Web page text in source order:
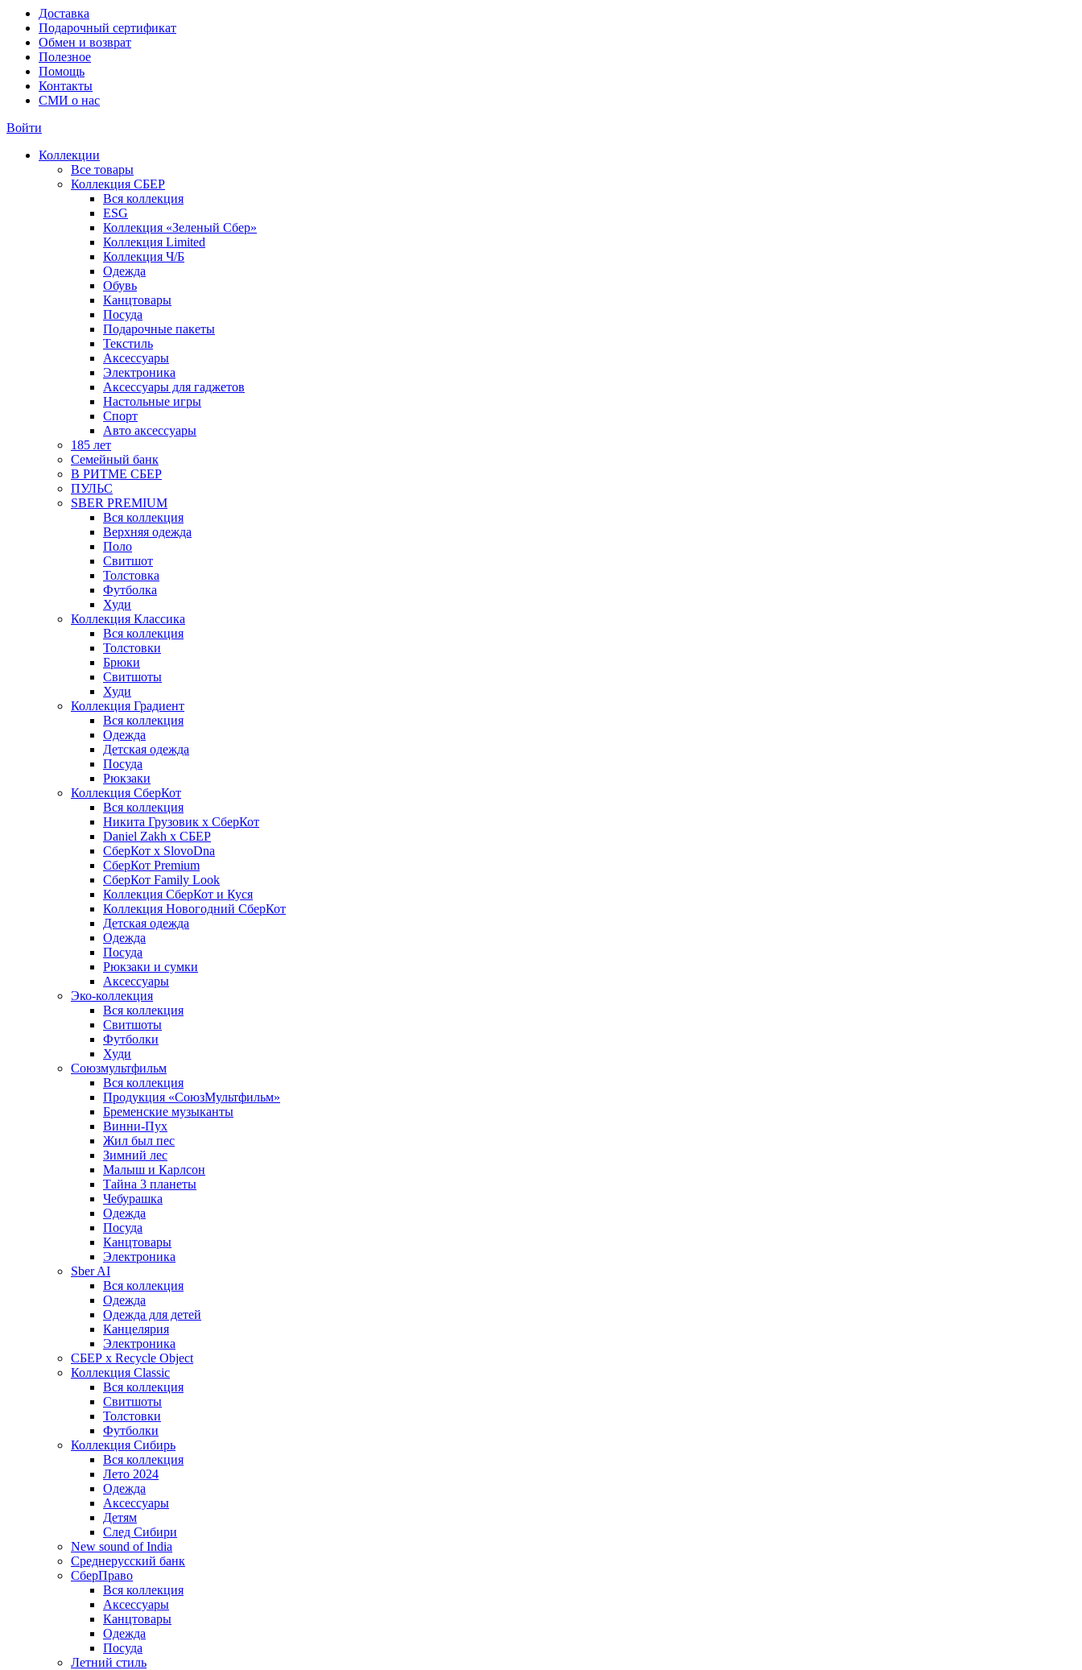
Доставка
Подарочный сертификат
Обмен и возврат
Полезное
Помощь
Контакты
СМИ о нас
Войти
Коллекции
Все товары
Коллекция СБЕР
Вся коллекция
ESG
Коллекция «Зеленый Сбер»
Коллекция Limited
Коллекция Ч/Б
Одежда
Обувь
Канцтовары
Посуда
Подарочные пакеты
Текстиль
Аксессуары
Электроника
Аксессуары для гаджетов
Настольные игры
Спорт
Авто аксессуары
185 лет
Семейный банк
В РИТМЕ СБЕР
ПУЛЬС
SBER PREMIUM
Вся коллекция
Верхняя одежда
Поло
Свитшот
Толстовка
Футболка
Худи
Коллекция Классика
Вся коллекция
Толстовки
Брюки
Свитшоты
Худи
Коллекция Градиент
Вся коллекция
Одежда
Детская одежда
Посуда
Рюкзаки
Коллекция СберКот
Вся коллекция
Никита Грузовик х СберКот
Daniel Zakh x СБЕР
СберКот x SlovoDna
СберКот Premium
СберКот Family Look
Коллекция СберКот и Куся
Коллекция Новогодний СберКот
Детская одежда
Одежда
Посуда
Рюкзаки и сумки
Аксессуары
Эко-коллекция
Вся коллекция
Свитшоты
Футболки
Худи
Союзмультфильм
Вся коллекция
Продукция «СоюзМультфильм»
Бременские музыканты
Винни-Пух
Жил был пес
Зимний лес
Малыш и Карлсон
Тайна 3 планеты
Чебурашка
Одежда
Посуда
Канцтовары
Электроника
Sber AI
Вся коллекция
Одежда
Одежда для детей
Канцелярия
Электроника
СБЕР x Recycle Object
Коллекция Classic
Вся коллекция
Свитшоты
Толстовки
Футболки
Коллекция Сибирь
Вся коллекция
Лето 2024
Одежда
Аксессуары
Детям
След Сибири
New sound of India
Среднерусский банк
СберПраво
Вся коллекция
Аксессуары
Канцтовары
Одежда
Посуда
Летний стиль